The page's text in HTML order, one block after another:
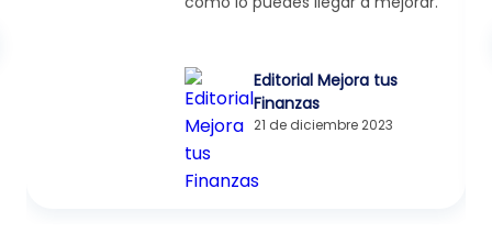
Editorial Mejora tus
Finanzas
21 de diciembre 2023